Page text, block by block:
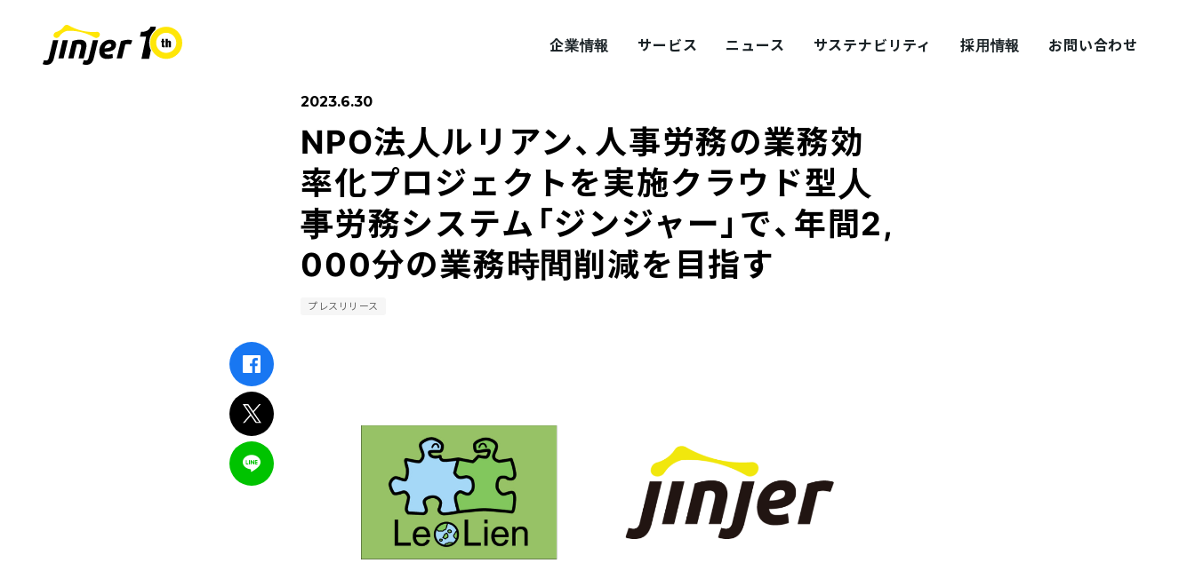
企業情報
COMPANY 会社概要
Statement Values
サービス ニュース サステナビリティ
SUSTAINABILITY サステナビリティ
採用情報
RECRUIT 採用情報
中途採用 プロダクト採用 採用ブログ シェアズ！
お問い合わせ
2023.6.30
NPO法人ルリアン、人事労務の業務効
率化プロジェクトを実施クラウド型人
事労務システム「ジンジャー」で、年間2,
000分の業務時間削減を目指す
プレスリリース